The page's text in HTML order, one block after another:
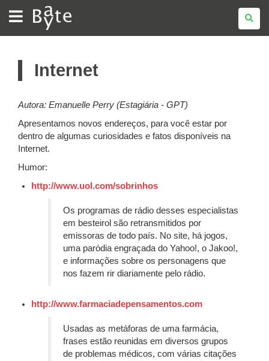
BATE
BYTE
Internet
Autora: Emanuelle Perry (Estagiária - GPT)
Apresentamos novos endereços, para você estar por
dentro de algumas curiosidades e fatos disponíveis na
Internet.
Humor:
http://www.uol.com/sobrinhos
Os programas de rádio desses especialistas
em besteirol são retransmitidos por
emissoras de todo país. No site, há jogos,
uma paródia engraçada do Yahoo!, o Jakoo!,
e informações sobre os personagens que
nos fazem rir diariamente pelo rádio.
http://www.farmaciadepensamentos.com
Usadas as metáforas de uma farmácia,
frases estão reunidas em diversos grupos
de problemas médicos, com várias citações